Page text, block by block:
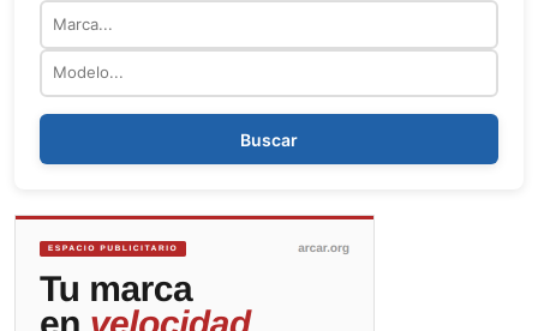
Marca
Modelo
Buscar